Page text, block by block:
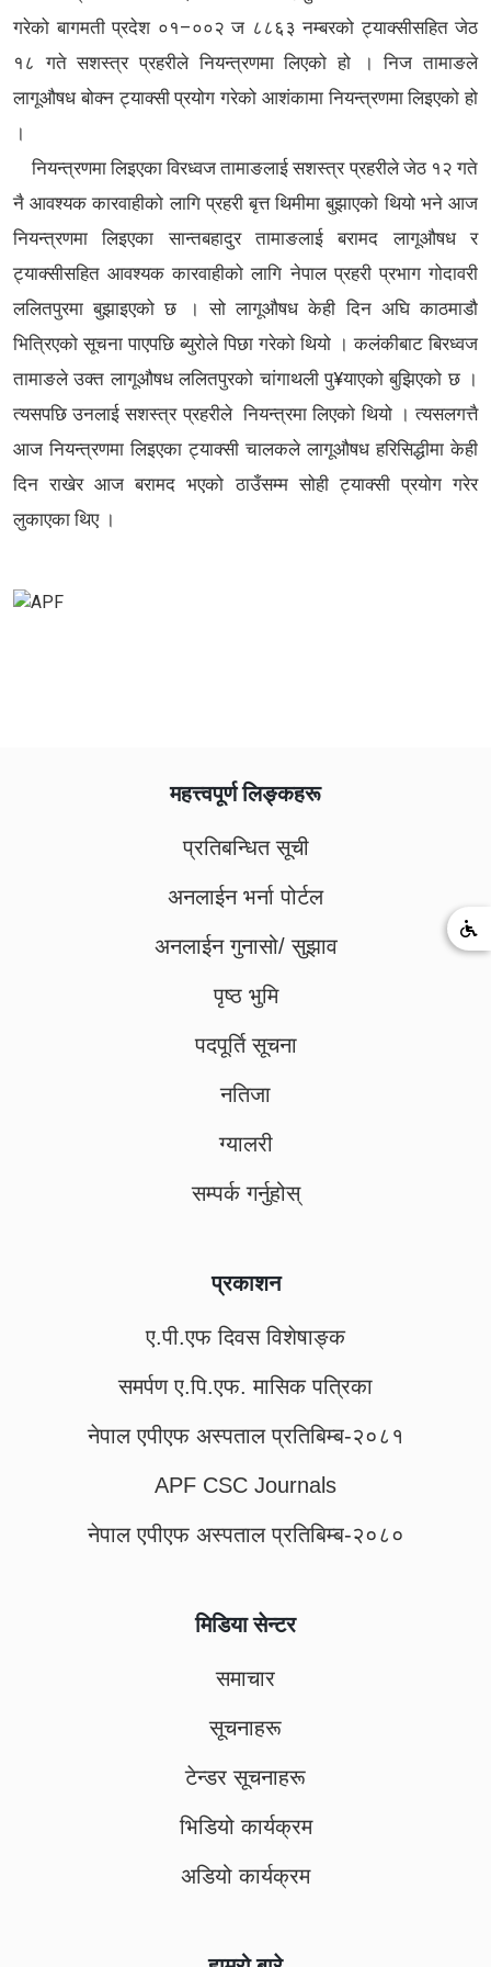
गरेको बागमती प्रदेश ०१–००२ ज ८८६३ नम्बरको ट्याक्सीसहित जेठ
१८ गते सशस्त्र प्रहरीले नियन्त्रणमा लिएको हो । निज तामाङले
लागूऔषध बोक्न ट्याक्सी प्रयोग गरेको आशंकामा नियन्त्रणमा लिइएको हो
।
नियन्त्रणमा लिइएका विरध्वज तामाङलाई सशस्त्र प्रहरीले जेठ १२ गते
नै आवश्यक कारवाहीको लागि प्रहरी बृत्त थिमीमा बुझाएको थियो भने आज
नियन्त्रणमा लिइएका सान्तबहादुर तामाङलाई बरामद लागूऔषध र
ट्याक्सीसहित आवश्यक कारवाहीको लागि नेपाल प्रहरी प्रभाग गोदावरी
ललितपुरमा बुझाइएको छ । सो लागूऔषध केही दिन अघि काठमाडौ
भित्रिएको सूचना पाएपछि ब्युरोले पिछा गरेको थियो । कलंकीबाट बिरध्वज
तामाङले उक्त लागूऔषध ललितपुरको चांगाथली पु¥याएको बुझिएको छ ।
त्यसपछि उनलाई सशस्त्र प्रहरीले नियन्त्रमा लिएको थियो । त्यसलगत्तै
आज नियन्त्रणमा लिइएका ट्याक्सी चालकले लागूऔषध हरिसिद्धीमा केही
दिन राखेर आज बरामद भएको ठाउँसम्म सोही ट्याक्सी प्रयोग गरेर
लुकाएका थिए ।
महत्त्वपूर्ण लिङ्कहरू
प्रतिबन्धित सूची
अनलाईन भर्ना पोर्टल
अनलाईन गुनासो/ सुझाव
पृष्ठ भुमि
पदपूर्ति सूचना
नतिजा
ग्यालरी
सम्पर्क गर्नुहोस्
प्रकाशन
ए.पी.एफ दिवस विशेषाङ्क
समर्पण ए.पि.एफ. मासिक पत्रिका
नेपाल एपीएफ अस्पताल प्रतिबिम्ब-२०८१
APF CSC Journals
नेपाल एपीएफ अस्पताल प्रतिबिम्ब-२०८०
मिडिया सेन्टर
समाचार
सूचनाहरू
टेन्डर सूचनाहरू
भिडियो कार्यक्रम
अडियो कार्यक्रम